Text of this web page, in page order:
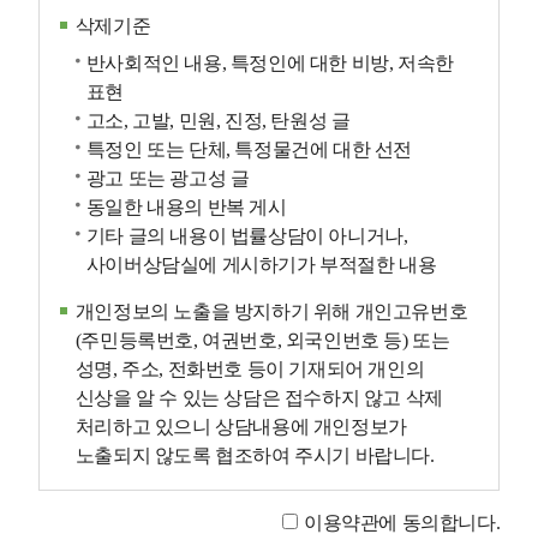
삭제기준
반사회적인 내용, 특정인에 대한 비방, 저속한
표현
고소, 고발, 민원, 진정, 탄원성 글
특정인 또는 단체, 특정물건에 대한 선전
광고 또는 광고성 글
동일한 내용의 반복 게시
기타 글의 내용이 법률상담이 아니거나,
사이버상담실에 게시하기가 부적절한 내용
개인정보의 노출을 방지하기 위해 개인고유번호
(주민등록번호, 여권번호, 외국인번호 등) 또는
성명, 주소, 전화번호 등이 기재되어 개인의
신상을 알 수 있는 상담은 접수하지 않고 삭제
처리하고 있으니 상담내용에 개인정보가
노출되지 않도록 협조하여 주시기 바랍니다.
이용약관에 동의합니다.